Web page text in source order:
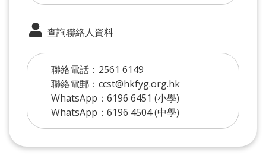
查詢聯絡人資料
聯絡電話：2561 6149
聯絡電郵：ccst@hkfyg.org.hk
WhatsApp：6196 6451 (小學)
WhatsApp：6196 4504 (中學)